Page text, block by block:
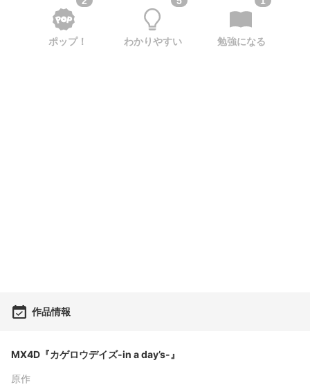
ポップ！ わかりやすい 勉強になる
作品情報
MX4D『カゲロウデイズ-in a day’s-』
原作